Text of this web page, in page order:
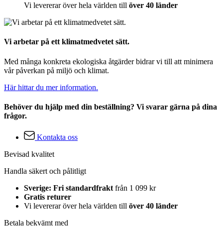
Vi levererar över hela världen till över 40 länder
Vi arbetar på ett klimatmedvetet sätt.
Med många konkreta ekologiska åtgärder bidrar vi till att minimera
vår påverkan på miljö och klimat.
Här hittar du mer information.
Behöver du hjälp med din beställning? Vi svarar gärna på dina
frågor.
Kontakta oss
Bevisad kvalitet
Handla säkert och pålitligt
Sverige: Fri standardfrakt från 1 099 kr
Gratis returer
Vi levererar över hela världen till över 40 länder
Betala bekvämt med